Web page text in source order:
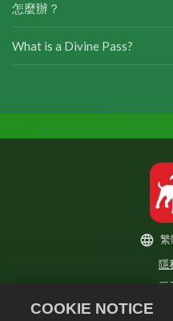
怎麼辦？
What is a Divine Pass?
隱
服
不得出售或
繁
COOKIE NOTICE